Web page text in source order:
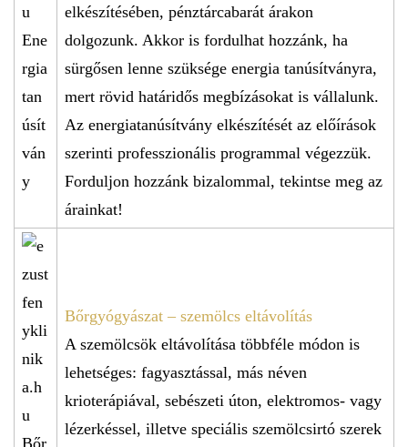
elkészítésében, pénztárcabarát árakon
dolgozunk. Akkor is fordulhat hozzánk, ha
sürgősen lenne szüksége energia tanúsítványra,
mert rövid határidős megbízásokat is vállalunk.
Az energiatanúsítvány elkészítését az előírások
szerinti professzionális programmal végezzük.
Forduljon hozzánk bizalommal, tekintse meg az
árainkat!
Bőrgyógyászat – szemölcs eltávolítás
A szemölcsök eltávolítása többféle módon is
lehetséges: fagyasztással, más néven
krioterápiával, sebészeti úton, elektromos- vagy
lézerkéssel, illetve speciális szemölcsirtó szerek